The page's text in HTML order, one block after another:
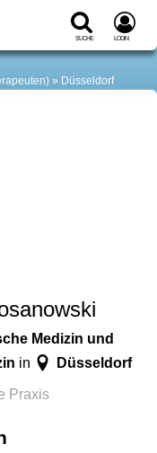
Suche Login
Düsseldorf
Medizin und
in Düsseldorf
Praxis